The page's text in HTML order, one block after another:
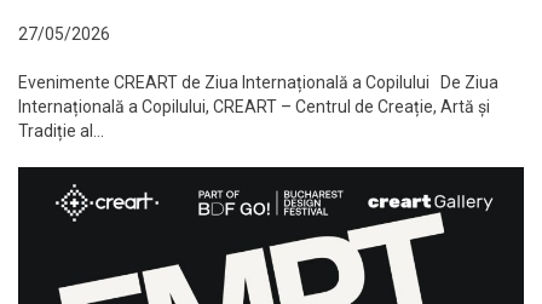
27/05/2026
Evenimente CREART de Ziua Internațională a Copilului De Ziua
Internațională a Copilului, CREART – Centrul de Creație, Artă și
Tradiție al...